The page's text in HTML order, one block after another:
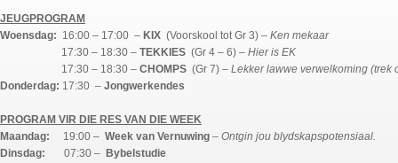
JEUGPROGRAM
Woensdag: 16:00 – 17:00 – KIX (Voorskool tot Gr 3) – Ken mekaar
17:30 – 18:30 – TEKKIES (Gr 4 – 6) – Hier is EK
17:30 – 18:30 – CHOMPS (Gr 7) – Lekker lawwe verwelkoming (trek
Donderdag: 17:30 – Jongwerkendes
PROGRAM VIR DIE RES VAN DIE WEEK
Maandag:
19:00 – Week van Vernuwing – Ontgin jou blydskapspotensiaal.
Dinsdag: 07:30 – Bybelstudie